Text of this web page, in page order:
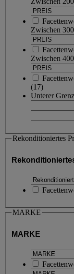
Zwischen
Zwischen
(17)
Unterer
Rekonditioniertes
MARKE
MARKE